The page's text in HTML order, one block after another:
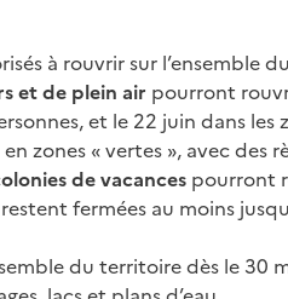
à rouvrir sur l’ensemble
et de plein air pourront
et le 22 juin dans les
zones « vertes », avec
de vacances pourront
restent fermées au moins
du territoire dès le 30